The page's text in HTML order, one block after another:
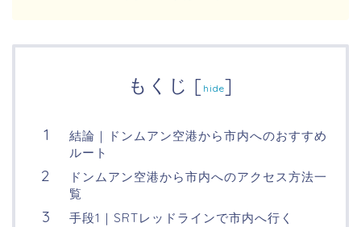
もくじ [ hide]
結論｜ドンムアン空港から市内へのおすすめ
ルート
ドンムアン空港から市内へのアクセス方法一
覧
手段1｜SRTレッドラインで市内へ行く